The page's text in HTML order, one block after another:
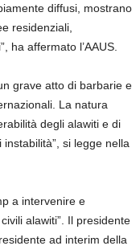
diffusi, mostrano
residenziali,
ha affermato l’AAUS.
grave atto di barbarie e
La natura
degli alawiti e di
si legge nella
a intervenire e
alawiti”. Il presidente
ad interim della